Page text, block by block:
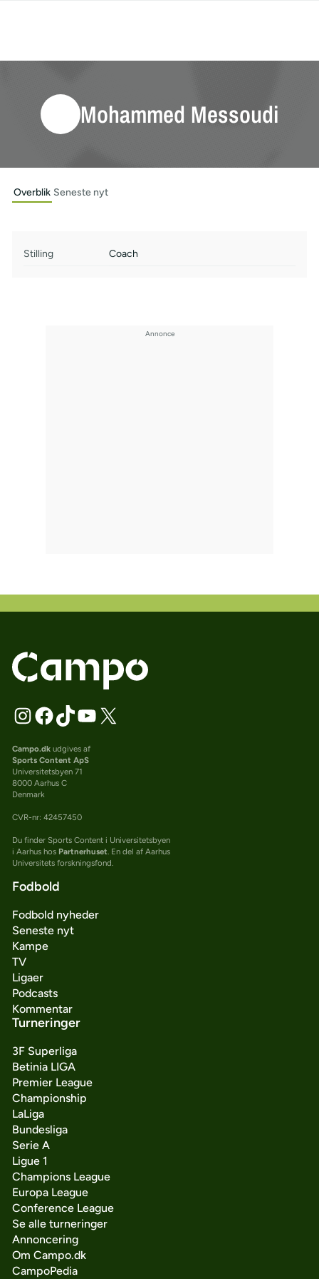
Mohammed Messoudi
Overblik Seneste nyt
Stilling Coach
Campo.dkudgives af
Sports Content ApS
Universitetsbyen 71
8000 Aarhus C
Denmark
CVR-nr: 42457450
Du finder Sports Content i Universitetsbyen
i Aarhus hos Partnerhuset. En del af Aarhus
Universitets forskningsfond.
Fodbold
Fodbold nyheder
Seneste nyt
Kampe
TV
Ligaer
Podcasts
Kommentar
Turneringer
3F Superliga
Betinia LIGA
Premier League
Championship
LaLiga
Bundesliga
Serie A
Ligue 1
Champions League
Europa League
Conference League
Se alle turneringer
Annoncering
Om Campo.dk
CampoPedia